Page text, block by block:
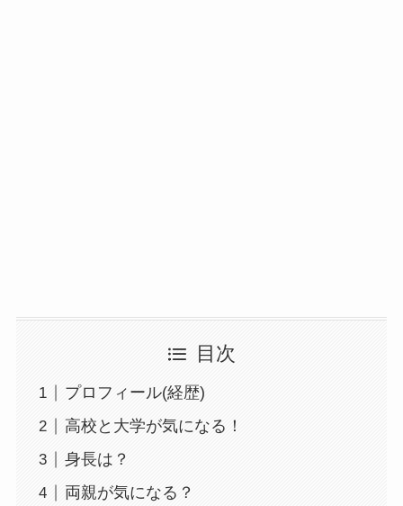
目次
プロフィール(経歴)
高校と大学が気になる！
身長は？
両親が気になる？